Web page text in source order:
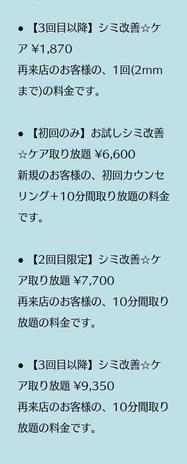
● 【3回目以降】シミ改善☆ケ
ア ¥1,870
再来店のお客様の、1回(2mm
まで)の料金です。
● 【初回のみ】お試しシミ改善
☆ケア取り放題 ¥6,600
新規のお客様の、初回カウンセ
リング＋10分間取り放題の料金
です。
● 【2回目限定】シミ改善☆ケ
ア取り放題 ¥7,700
再来店のお客様の、10分間取り
放題の料金です。
● 【3回目以降】シミ改善☆ケ
ア取り放題 ¥9,350
再来店のお客様の、10分間取り
放題の料金です。